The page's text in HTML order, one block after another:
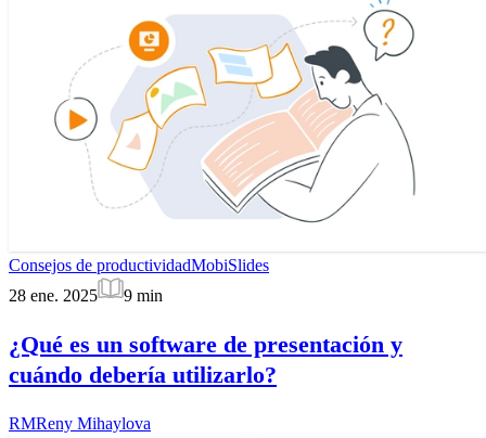
Consejos de productividadMobiSlides
28 ene. 2025
9 min
¿Qué es un software de presentación y
cuándo debería utilizarlo?
RMReny Mihaylova